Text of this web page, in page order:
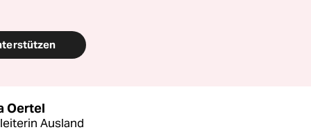
Oertel
Ausland